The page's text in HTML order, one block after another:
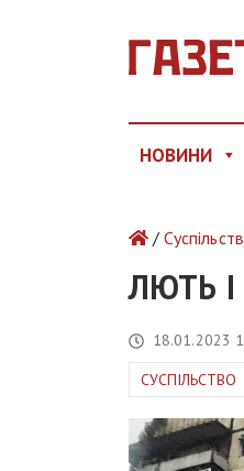
НОВИНИ
/
ЛЮТЬ І
18.01.2023
СУСПІЛЬСТВО